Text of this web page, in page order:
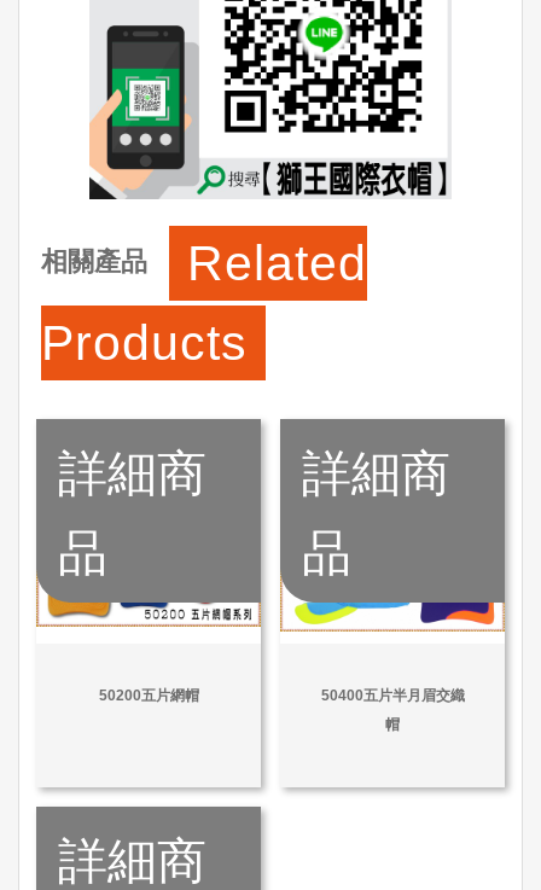
相關產品
Related
Products
詳細商
品
50200五片網帽
詳細商
品
50400五片半月眉交織
帽
詳細商